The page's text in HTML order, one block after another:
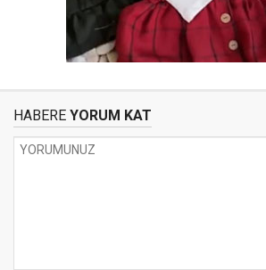
HABERE YORUM KAT